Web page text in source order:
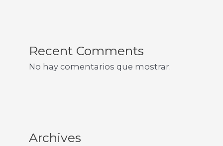
Recent Comments
No hay comentarios que mostrar.
Archives